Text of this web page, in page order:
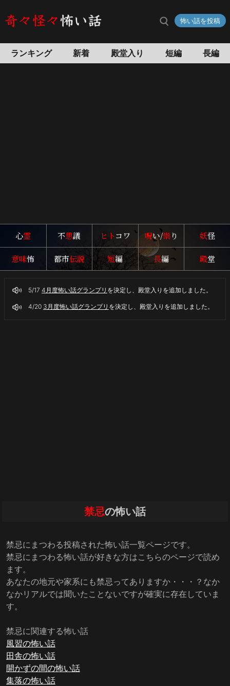
怖い話を投稿
ランキング 新着 殿堂入り 短編 長編
心霊 不思議 ヒトコワ 呪い/祟り 妖怪
意味怖 都市伝説 短編 長編 殿堂
5/17 4月度怖い話グランプリ を決定し、殿堂入りを追加しました。
4/20 3月度怖い話グランプリ を決定し、殿堂入りを追加しました。
禁忌の怖い話
禁忌にまつわる投稿された怖い話一覧ページです。
禁忌にまつわる怖い話が好きな方はこちらのページで読め
ます。
あなたの地元や家系にも禁忌ってありますか・・・？なか
なかリアルでは聞いたことないですが確実に存在していま
す。
禁忌に関連する怖い話
風習の怖い話
田舎の怖い話
開かずの間の怖い話
集落の怖い話